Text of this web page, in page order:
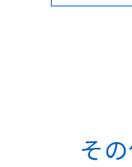
そ